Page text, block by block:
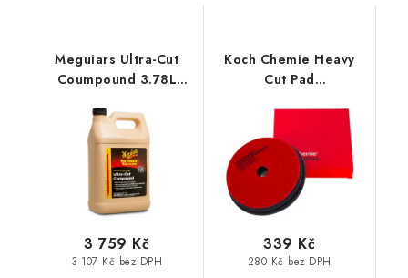
Meguiars Ultra-Cut
Coumpound 3.78L
3 107 Kč bez DPH
3 759 Kč
Koch Chemie Heavy
Cut Pad
kotouč
280 Kč bez DPH
339 Kč